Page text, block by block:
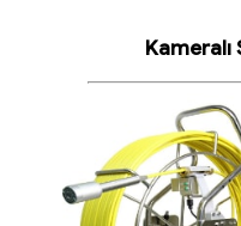
Kameralı